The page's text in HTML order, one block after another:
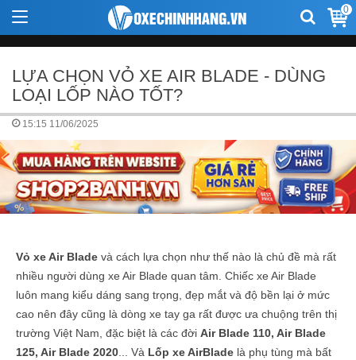
0
LỰA CHỌN VỎ XE AIR BLADE - DÙNG
LOẠI LỐP NÀO TỐT?
15:15 11/06/2025
Vỏ xe Air Blade và cách lựa chọn như thế nào là chủ đề mà rất
nhiều người dùng xe Air Blade quan tâm. Chiếc xe Air Blade
luôn mang kiểu dáng sang trọng, đẹp mắt và độ bền lại ở mức
cao nên đây cũng là dòng xe tay ga rất được ưa chuộng trên thị
trường Việt Nam, đặc biệt là các đời Air Blade 110, Air Blade
125, Air Blade 2020 ... Và Lốp xe AirBlade là phụ tùng mà bất